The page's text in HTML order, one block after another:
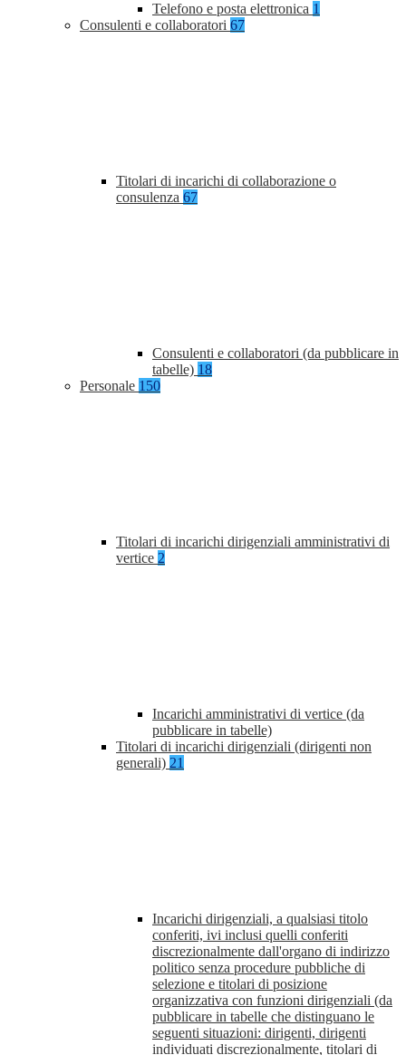
Telefono e posta elettronica 1
Consulenti e collaboratori 67
Titolari di incarichi di collaborazione o
consulenza 67
Consulenti e collaboratori (da pubblicare in
tabelle) 18
Personale 150
Titolari di incarichi dirigenziali amministrativi di
vertice 2
Incarichi amministrativi di vertice (da
pubblicare in tabelle)
Titolari di incarichi dirigenziali (dirigenti non
generali) 21
Incarichi dirigenziali, a qualsiasi titolo
conferiti, ivi inclusi quelli conferiti
discrezionalmente dall'organo di indirizzo
politico senza procedure pubbliche di
selezione e titolari di posizione
organizzativa con funzioni dirigenziali (da
pubblicare in tabelle che distinguano le
seguenti situazioni: dirigenti, dirigenti
individuati discrezionalmente, titolari di